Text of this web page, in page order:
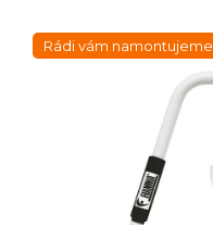
0,0
Rádi vám namontujeme